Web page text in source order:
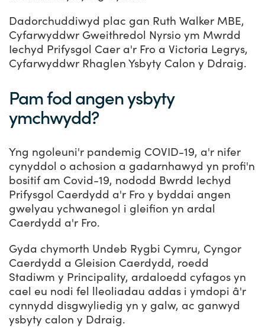
Dadorchuddiwyd plac gan Ruth Walker MBE,
Cyfarwyddwr Gweithredol Nyrsio ym Mwrdd
Iechyd Prifysgol Caer a'r Fro a Victoria Legrys,
Cyfarwyddwr Rhaglen Ysbyty Calon y Ddraig.
Pam fod angen ysbyty
ymchwydd?
Yng ngoleuni'r pandemig COVID-19, a'r nifer
cynyddol o achosion a gadarnhawyd yn profi'n
bositif am Covid-19, nododd Bwrdd Iechyd
Prifysgol Caerdydd a'r Fro y byddai angen
gwelyau ychwanegol i gleifion yn ardal
Caerdydd a'r Fro.
Gyda chymorth Undeb Rygbi Cymru, Cyngor
Caerdydd a Gleision Caerdydd, roedd
Stadiwm y Principality, ardaloedd cyfagos yn
cael eu nodi fel lleoliadau addas i ymdopi â'r
cynnydd disgwyliedig yn y galw, ac ganwyd
ysbyty calon y Ddraig.